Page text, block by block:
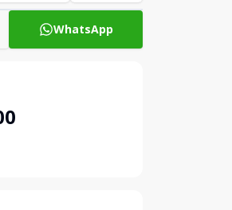
WhatsApp